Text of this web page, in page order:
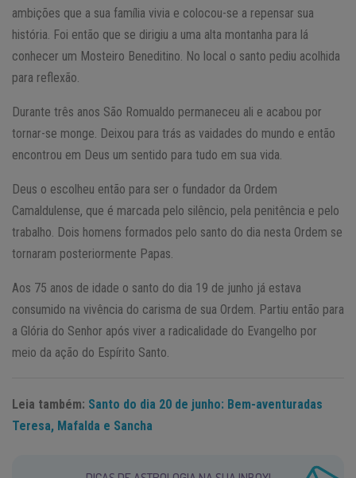
ambições que a sua família vivia e colocou-se a repensar sua
história. Foi então que se dirigiu a uma alta montanha para lá
conhecer um Mosteiro Beneditino. No local o santo pediu acolhida
para reflexão.
Durante três anos São Romualdo permaneceu ali e acabou por
tornar-se monge. Deixou para trás as vaidades do mundo e então
encontrou em Deus um sentido para tudo em sua vida.
Deus o escolheu então para ser o fundador da Ordem
Camaldulense, que é marcada pelo silêncio, pela penitência e pelo
trabalho. Dois homens formados pelo santo do dia nesta Ordem se
tornaram posteriormente Papas.
Aos 75 anos de idade o santo do dia 19 de junho já estava
consumido na vivência do carisma de sua Ordem. Partiu então para
a Glória do Senhor após viver a radicalidade do Evangelho por
meio da ação do Espírito Santo.
Leia também: Santo do dia 20 de junho: Bem-aventuradas
Teresa, Mafalda e Sancha